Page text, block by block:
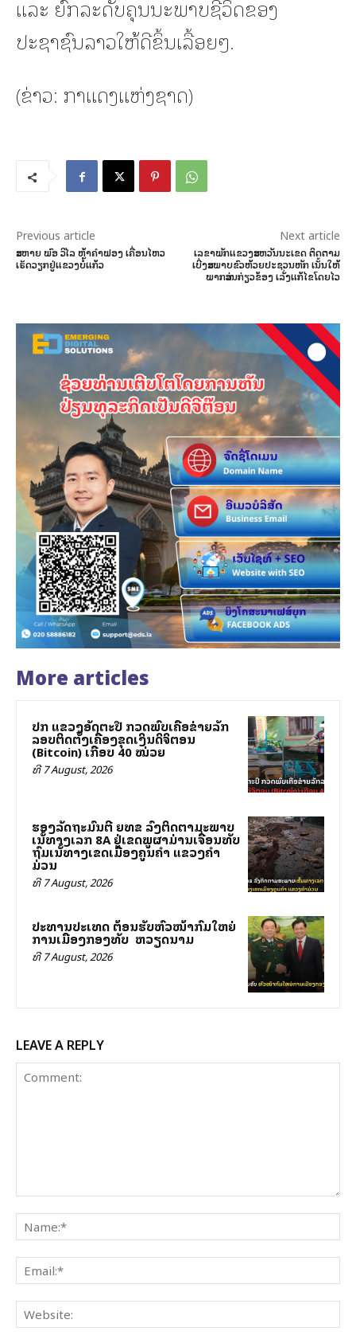
ແລະ ຍົກລະດັບຄຸນນະພາບຊີວິດຂອງ
ປະຊາຊົນລາວໃຫ້ດີຂຶ້ນເລື້ອຍໆ.
(ຂ່າວ: ກາແດງແຫ່ງຊາດ)
Previous article
ສະຫາຍ ພົອ ວິໄລ ຫຼ້າຄໍາຟອງ ເຄື່ອນໄຫວ
ເຮັດວຽກຢູ່ແຂວງບໍ່ແກ້ວ
Next article
ເລຂາພັກແຂວງສະຫວັນນະເຂດ ຕິດຕາມ
ເບີ່ງສະພາບຂົວຫ້ວຍປະຊວນຫັກ ເນັ້ນໃຫ້
ພາກສ່ວນກ່ຽວຂ້ອງ ເລັ່ງແກ້ໄຂໂດຍໄວ
More articles
ປກສ ແຂວງອັດຕະປື ກວດພົບເຄືອຂ່າຍລັກ
ລອບຕິດຕັ້ງເຄື່ອງຂຸດເງິນດິຈິຕອນ
(Bitcoin) ເກືອບ 40 ໝ່ວຍ
ທີ 7 August, 2026
ຮອງລັດຖະມົນຕີ ຍທຂ ລົງຕິດຕາມສະພາບ
ເສັ້ນທາງເລກ 8A ຢູ່ເຂດພູຜາມ່ານເຈື່ອນທັບ
ຖົມເສັ້ນທາງເຂດເມືອງຄູນຄໍາ ແຂວງຄໍາ
ມ່ວນ
ທີ 7 August, 2026
ປະທານປະເທດ ຕ້ອນຮັບຫົວໜ້າກົມໃຫຍ່
ການເມືອງກອງທັບ ສສ ຫວຽດນາມ
ທີ 7 August, 2026
LEAVE A REPLY